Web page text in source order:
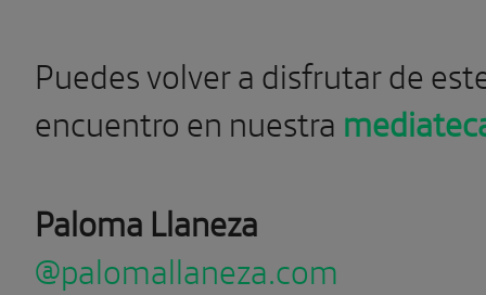
Puedes volver a disfrutar de
encuentro en nuestra
Paloma Llaneza
@palomallaneza.com